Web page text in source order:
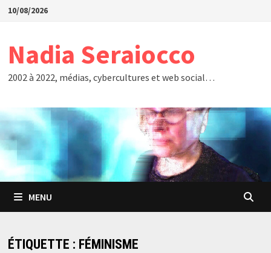
Passer
10/08/2026
Nadia Seraiocco
2002 à 2022, médias, cybercultures et web social…
MENU
ÉTIQUETTE : FÉMINISME